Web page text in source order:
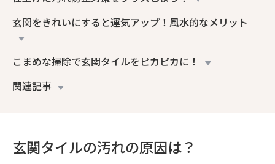
玄関をきれいにすると運気アップ！風水的なメリット
こまめな掃除で玄関タイルをピカピカに！
関連記事
玄関タイルの汚れの原因は？